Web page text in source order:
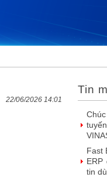
22/06/2026 14:01
TinFPT
đá
Fast
ERP
tin